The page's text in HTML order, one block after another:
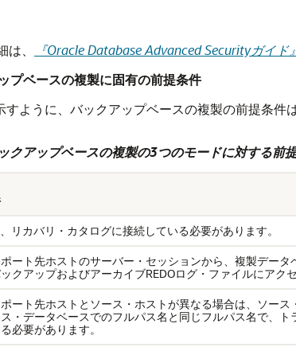
は、
『Oracle Database Advanced Securityガイド』
プベースの複製に固有の前提条件
すように、バックアップベースの複製の前提条件
クアップベースの複製の3つのモードに対する前
リカバリ・カタログに接続している必要があります。
ポート先ホストのサーバー・セッションから、複製デー
クアップおよびアーカイブREDOログ・ファイルにアク
ポート先ホストとソース・ホストが異なる場合は、ソー
・データベースでのフルパス名と同じフルパス名で、
必要があります。